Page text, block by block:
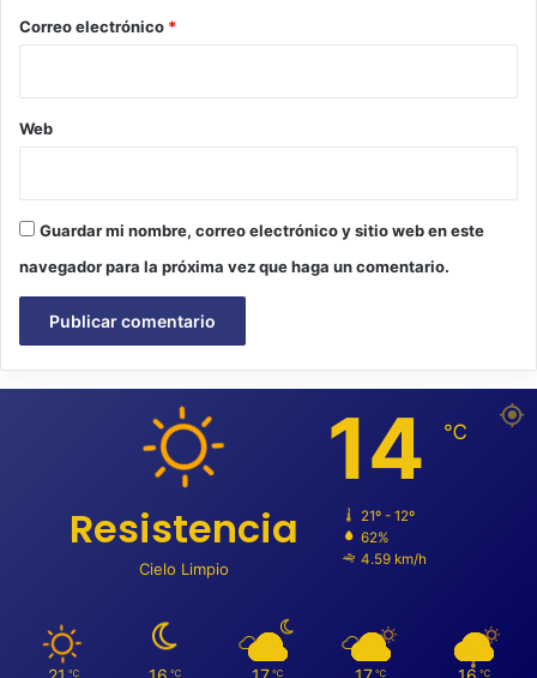
*
Correo electrónico *
Web
Guardar mi nombre, correo electrónico y sitio web en este
navegador para la próxima vez que haga un comentario.
Resistencia
Cielo Limpio
14 ℃
21º - 12º
62%
4.59 km/h
℃ ℃ ℃ ℃ ℃